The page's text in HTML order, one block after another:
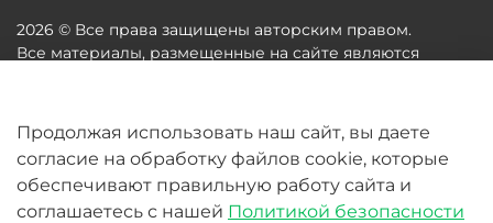
2026 © Все права защищены авторским правом.
Все материалы, размещенные на сайте являются
владельцев сайта есть соглашение о размещении
материалов. Копирование любой информации может
повлечь за собой судебное разбирательство.
Продолжая использовать наш сайт, вы даете
согласие на обработку файлов cookie, которые
обеспечивают правильную работу сайта и
соглашаетесь с нашей Политикой безопасности